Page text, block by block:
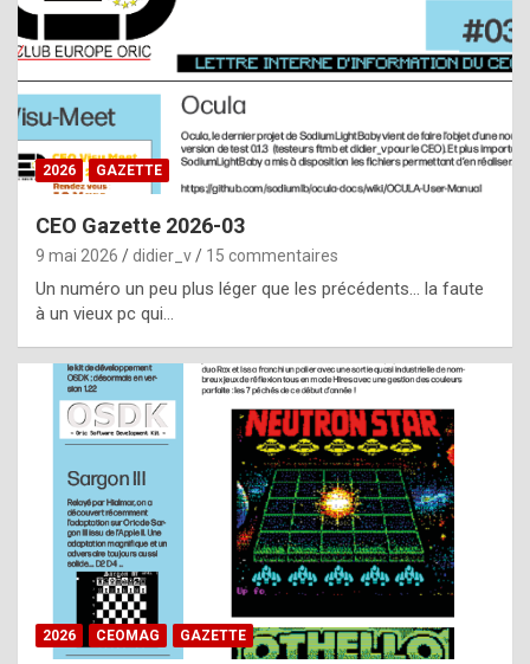
t
a
s
i
e
f
o
m
m
a
y
b
e
b
y
2026 GAZETTE
CEO Gazette 2026-03
9 mai 2026 didier_v 15 commentaires
Un numéro un peu plus léger que les précédents… la faute
à un vieux pc qui…
2026 CEOMAG GAZETTE